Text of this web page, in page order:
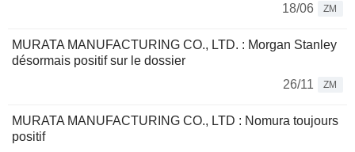
18/06
ZM
MURATA MANUFACTURING CO., LTD. : Morgan Stanley
désormais positif sur le dossier
26/11
ZM
MURATA MANUFACTURING CO., LTD : Nomura toujours
positif